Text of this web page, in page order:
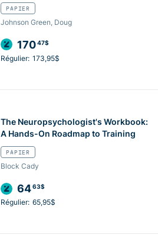
PAPIER
Johnson Green, Doug
17047$
Régulier: 173,95$
The Neuropsychologist's Workbook:
A Hands-On Roadmap to Training
PAPIER
Block Cady
6463$
Régulier: 65,95$